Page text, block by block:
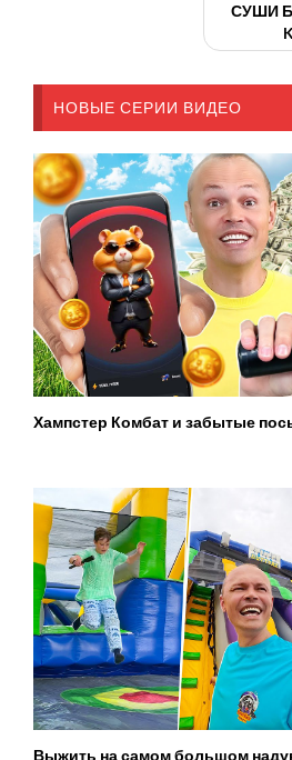
СУШИ
НОВЫЕ СЕРИИ ВИДЕО
Хампстер Комбат и забытые
Выжить на самом большом